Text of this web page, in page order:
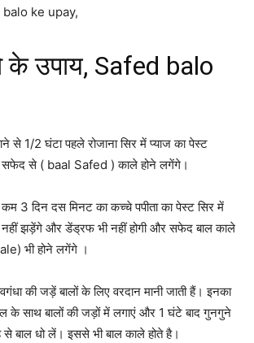
balo ke upay,
के उपाय, Safed balo
से 1/2 घंटा पहले रोजाना सिर में प्याज का पेस्ट
सफेद से ( baal Safed ) काले होने लगेंगे।
3 दिन दस मिनट का कच्चे पपीता का पेस्ट सिर में
झड़ेंगे और डेंड्रफ भी नहीं होगी और सफेद बाल काले
भी होने लगेंगे ।
की जड़ें बालों के लिए वरदान मानी जाती हैं। इनका
के साथ बालों की जड़ों में लगाएं और 1 घंटे बाद गुनगुने
से बाल धो लें। इससे भी बाल काले होते है।